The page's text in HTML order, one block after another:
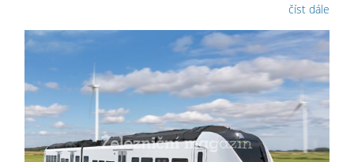
číst dále